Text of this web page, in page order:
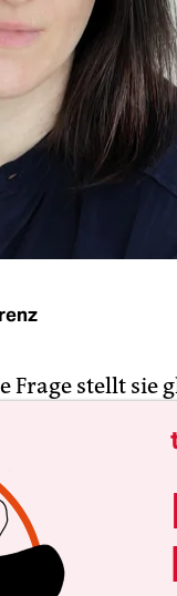
Frage stellt sie
antwortet:
hinzufügen:
ins ländliche